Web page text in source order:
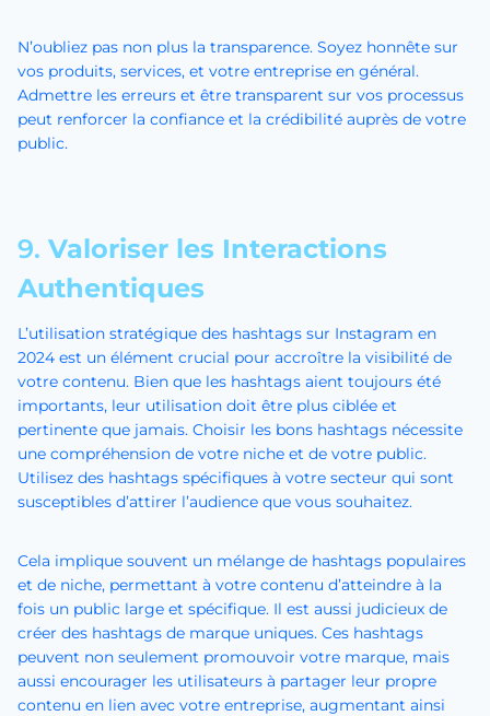
N’oubliez pas non plus la transparence. Soyez honnête sur
vos produits, services, et votre entreprise en général.
Admettre les erreurs et être transparent sur vos processus
peut renforcer la confiance et la crédibilité auprès de votre
public.
9. Valoriser les Interactions
Authentiques
L’utilisation stratégique des hashtags sur Instagram en
2024 est un élément crucial pour accroître la visibilité de
votre contenu. Bien que les hashtags aient toujours été
importants, leur utilisation doit être plus ciblée et
pertinente que jamais. Choisir les bons hashtags nécessite
une compréhension de votre niche et de votre public.
Utilisez des hashtags spécifiques à votre secteur qui sont
susceptibles d’attirer l’audience que vous souhaitez.
Cela implique souvent un mélange de hashtags populaires
et de niche, permettant à votre contenu d’atteindre à la
fois un public large et spécifique. Il est aussi judicieux de
créer des hashtags de marque uniques. Ces hashtags
peuvent non seulement promouvoir votre marque, mais
aussi encourager les utilisateurs à partager leur propre
contenu en lien avec votre entreprise, augmentant ainsi